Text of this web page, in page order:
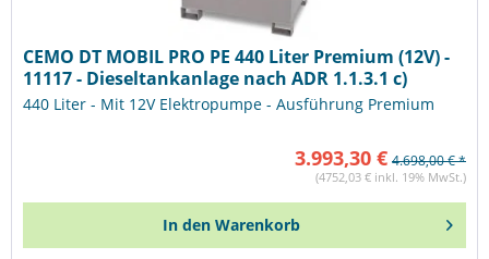
CEMO DT MOBIL PRO PE 440 Liter Premium (12V) -
11117 - Dieseltankanlage nach ADR 1.1.3.1 c)
440 Liter - Mit 12V Elektropumpe - Ausführung Premium
3.993,30 € 4.698,00 € *
(4752,03 € inkl. 19% MwSt.)
In den Warenkorb